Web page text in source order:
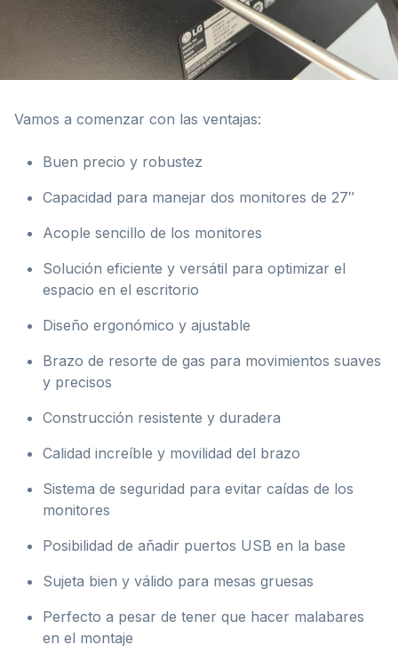
Vamos a comenzar con las ventajas:
Buen precio y robustez
Capacidad para manejar dos monitores de 27″
Acople sencillo de los monitores
Solución eficiente y versátil para optimizar el
espacio en el escritorio
Diseño ergonómico y ajustable
Brazo de resorte de gas para movimientos suaves
y precisos
Construcción resistente y duradera
Calidad increíble y movilidad del brazo
Sistema de seguridad para evitar caídas de los
monitores
Posibilidad de añadir puertos USB en la base
Sujeta bien y válido para mesas gruesas
Perfecto a pesar de tener que hacer malabares
en el montaje